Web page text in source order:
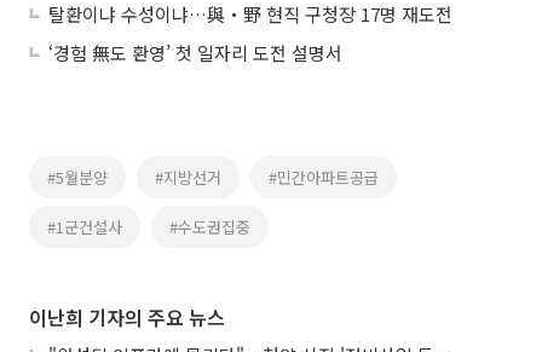
탈환이냐 수성이냐…與‧野 현직 구청장 17명 재도전
‘경험 無도 환영’ 첫 일자리 도전 설명서
#5월분양 #지방선거 #민간아파트공급
#1군건설사 #수도권집중
이난희 기자의 주요 뉴스